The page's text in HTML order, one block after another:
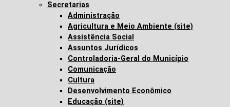
Secretarias
Administração
Agricultura e Meio Ambiente (site)
Assistência Social
Assuntos Jurídicos
Controladoria-Geral do Município
Comunicação
Cultura
Desenvolvimento Econômico
Educação (site)